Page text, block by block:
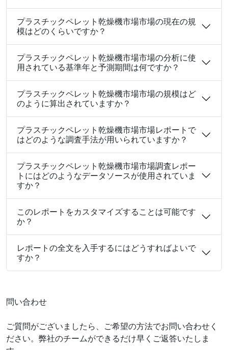
プラスチックペレット乾燥機市場市場の現在の規
模はどのくらいですか？
プラスチックペレット乾燥機市場市場の分析に使
用されている基準年と予測期間は何ですか？
プラスチックペレット乾燥機市場市場の規模はど
のように算出されていますか？
プラスチックペレット乾燥機市場市場レポートで
はどのような調査手法が用いられていますか？
プラスチックペレット乾燥機市場市場調査レポー
トにはどのようなデータソースが使用されていま
すか？
このレポートをカスタマイズすることは可能です
か？
レポートの全文を入手するにはどうすればよいで
すか？
問い合わせ
ご質問がございましたら、ご希望の方法でお問い合わせく
ださい。弊社のチームができるだけ早くご返答いたしま